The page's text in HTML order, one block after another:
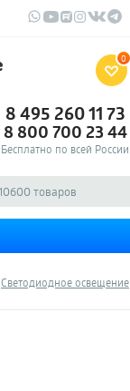
0
8 495 260 11 73
8 800 700 23 44
Бесплатно по всей России
Светодиодное освещение